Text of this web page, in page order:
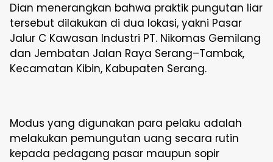
Dian menerangkan bahwa praktik pungutan liar
tersebut dilakukan di dua lokasi, yakni Pasar
Jalur C Kawasan Industri PT. Nikomas Gemilang
dan Jembatan Jalan Raya Serang–Tambak,
Kecamatan Kibin, Kabupaten Serang.
Modus yang digunakan para pelaku adalah
melakukan pemungutan uang secara rutin
kepada pedagang pasar maupun sopir